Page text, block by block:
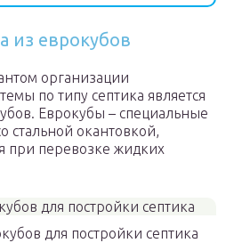
из еврокубов
организации
по типу септика является
Еврокубы – специальные
стальной окантовкой,
при перевозке жидких
для постройки септика